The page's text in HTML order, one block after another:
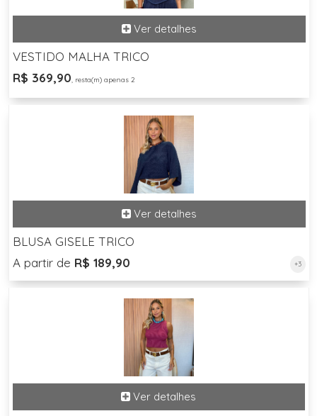
VESTIDO MALHA TRICO
R$ 369,90, resta(m) apenas 2
BLUSA GISELE TRICO
A partir de R$ 189,90 +3